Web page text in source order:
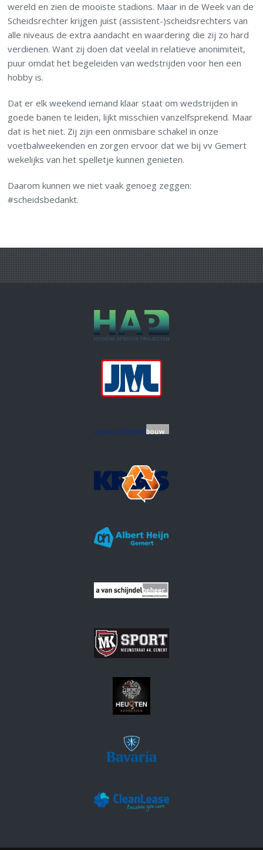
wereld en zien de mooiste stadions. Maar in de Week van de
Scheidsrechter krijgen juist (assistent-)scheidsrechters van
alle niveaus de extra aandacht en waardering die zij zo hard
verdienen. Want zij doen dat veelal in relatieve anonimiteit,
puur omdat het begeleiden van wedstrijden voor hen een
hobby is.
Dat er elk weekend iemand klaar staat om wedstrijden in
goede banen te leiden, lijkt misschien vanzelfsprekend. Maar
dat is het niet. Zij zijn een onmisbare schakel in onze
voetbalweekenden en zorgen ervoor dat we bij vv Gemert
wekelijks van het spelletje kunnen genieten.
Daarom kunnen we niet vaak genoeg zeggen:
#scheidsbedankt.